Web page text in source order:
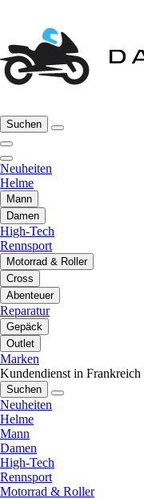
Suchen
Neuheiten
Helme
Mann
Damen
High-Tech
Rennsport
Motorrad & Roller
Cross
Abenteuer
Reparatur
Gepäck
Outlet
Marken
Kundendienst in Frankreich
Suchen
Neuheiten
Helme
Mann
Damen
High-Tech
Rennsport
Motorrad & Roller